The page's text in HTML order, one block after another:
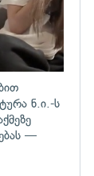
ნ.ი.-ს
—